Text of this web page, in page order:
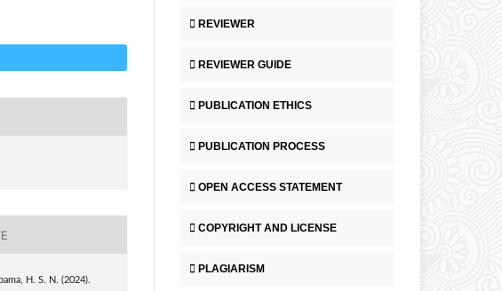
H. S. N. (2024).
REVIEWER
REVIEWER GUIDE
PUBLICATION ETHICS
PUBLICATION PROCESS
OPEN ACCESS STATEMENT
COPYRIGHT AND LICENSE
PLAGIARISM